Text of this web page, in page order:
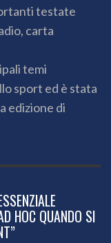
testate
carta
temi
sport ed è stata
edizione di
HOC QUANDO SI